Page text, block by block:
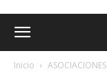
Inicio ASOCIACIONES